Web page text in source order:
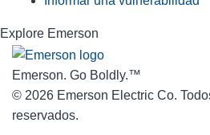
Explore Emerson
Emerson. Go Boldly.™
© 2026 Emerson Electric Co.
reservados.